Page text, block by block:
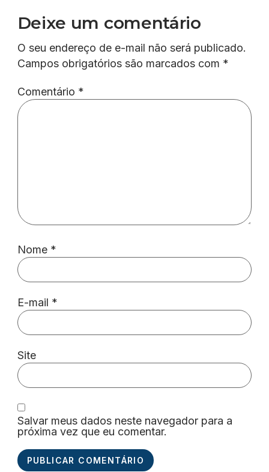
Deixe um comentário
O seu endereço de e-mail não será publicado.
Campos obrigatórios são marcados com *
Comentário *
Nome *
E-mail *
Site
Salvar meus dados neste navegador para a
próxima vez que eu comentar.